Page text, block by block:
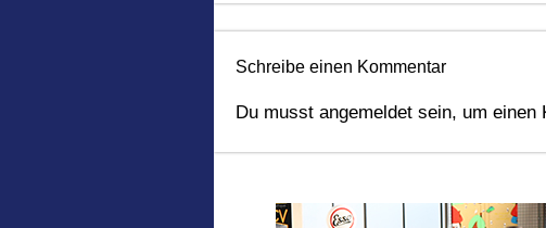
Schreibe einen Kommentar
Du musst angemeldet sein, um einen